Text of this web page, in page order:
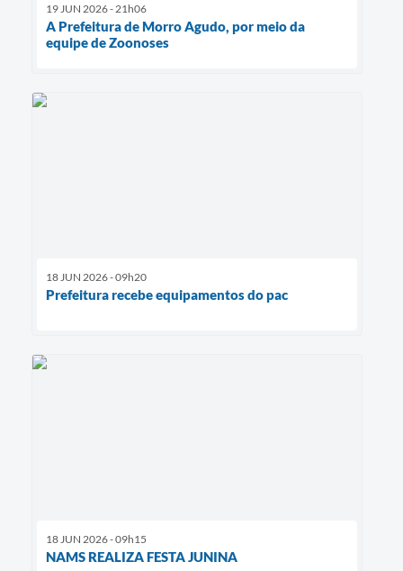
19 JUN 2026 - 21h06
A Prefeitura de Morro Agudo, por meio da
equipe de Zoonoses
18 JUN 2026 - 09h20
Prefeitura recebe equipamentos do pac
18 JUN 2026 - 09h15
NAMS REALIZA FESTA JUNINA